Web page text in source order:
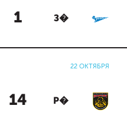
1 З�
22 ОКТЯБРЯ
14 Р�